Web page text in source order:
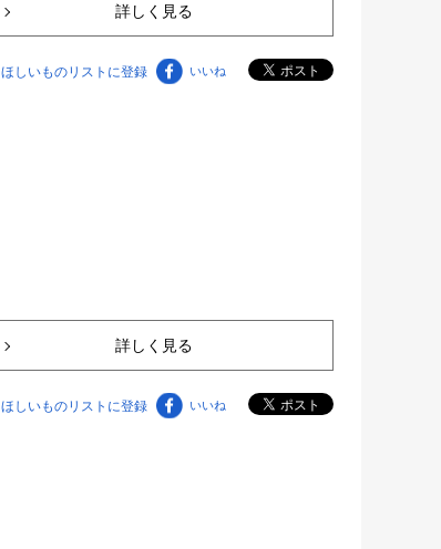
詳しく見る
ほしいものリストに登録 いいね
詳しく見る
ほしいものリストに登録 いいね